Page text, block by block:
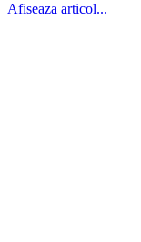
Afiseaza articol...